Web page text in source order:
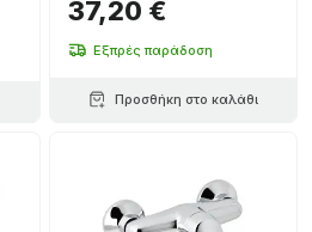
37,20 €
Εξπρές παράδοση
Προσθήκη στο καλάθι